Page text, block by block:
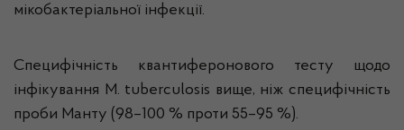
мікобактеріальної інфекції.
Специфічність квантиферонового тесту щодо
інфікування M. tuberculosis вище, ніж специфічність
проби Манту (98–100 % проти 55–95 %).